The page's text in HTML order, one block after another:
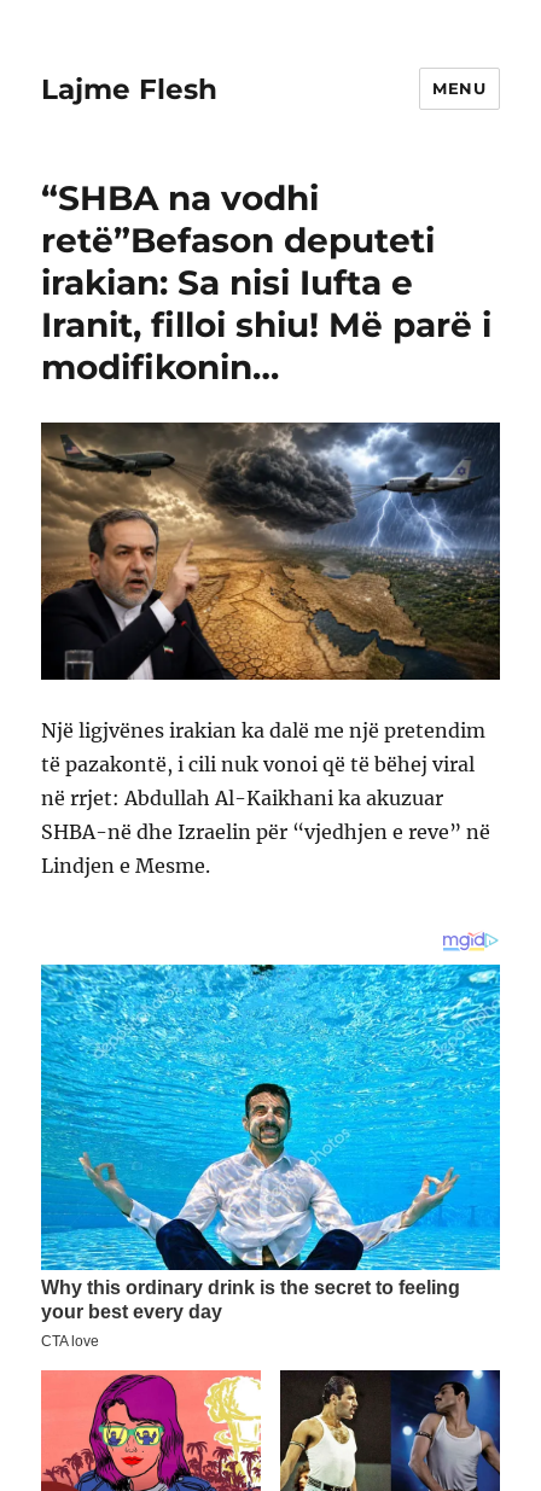
Lajme Flesh MENU
“SHBA na vodhi
retë”Befason deputeti
irakian: Sa nisi Iufta e
Iranit, filloi shiu! Më parë i
modifikonin…
Një ligjvënes irakian ka dalë me një pretendim
të pazakontë, i cili nuk vonoi që të bëhej viral
në rrjet: Abdullah Al-Kaikhani ka akuzuar
SHBA-në dhe Izraelin për “vjedhjen e reve” në
Lindjen e Mesme.